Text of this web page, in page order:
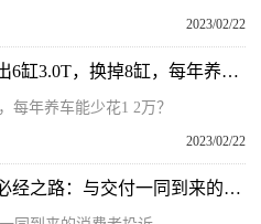
2023/02/22
【环球报资讯】日产途乐要出6缸3.0T，换掉8缸，每年养车能少花1.2万？
每年养车能少花1 2万？
2023/02/22
天天快资讯丨造车新势力的必经之路：与交付一同到来的消费者投诉